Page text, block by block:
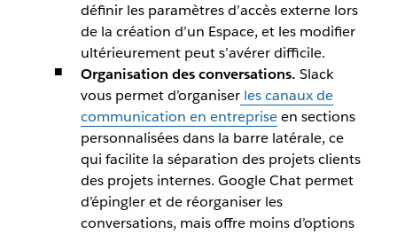
définir les paramètres d’accès externe lors
de la création d’un Espace, et les modifier
ultérieurement peut s’avérer difficile.
Organisation des conversations. Slack
vous permet d’organiser les canaux de
communication en entrepriseen sections
personnalisées dans la barre latérale, ce
qui facilite la séparation des projets clients
des projets internes. Google Chat permet
d’épingler et de réorganiser les
conversations, mais offre moins d’options